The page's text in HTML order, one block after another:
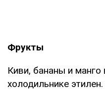
Фрукты
Киви, бананы и
холодильнике